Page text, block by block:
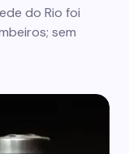
do Rio foi
sem